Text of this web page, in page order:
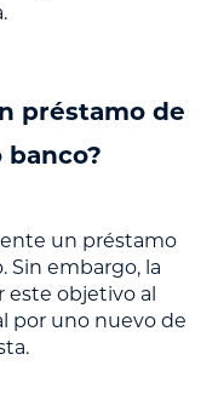
préstamo de
un préstamo
Sin embargo, la
este objetivo al
por uno nuevo de